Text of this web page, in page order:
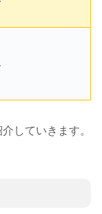
していきます。